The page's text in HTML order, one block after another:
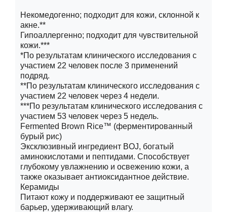
Некомедогенно; подходит для кожи, склонной к
акне.**
Гипоаллергенно; подходит для чувствительной
кожи.***
*По результатам клинического исследования с
участием 22 человек после 3 применений
подряд.
**По результатам клинического исследования с
участием 22 человек через 4 недели.
***По результатам клинического исследования с
участием 53 человек через 5 недель.
Fermented Brown Rice™ (ферментированный
бурый рис)
Эксклюзивный ингредиент BOJ, богатый
аминокислотами и пептидами. Способствует
глубокому увлажнению и освежению кожи, а
также оказывает антиоксидантное действие.
Керамиды
Питают кожу и поддерживают ее защитный
барьер, удерживающий влагу.